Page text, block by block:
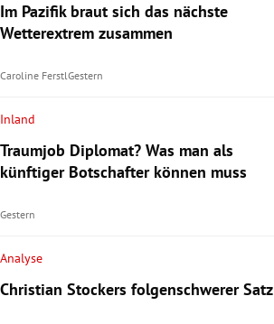
Im Pazifik braut sich das nächste
Wetterextrem zusammen
Caroline FerstlGestern
Inland
Traumjob Diplomat? Was man als
künftiger Botschafter können muss
Gestern
Analyse
Christian Stockers folgenschwerer Satz